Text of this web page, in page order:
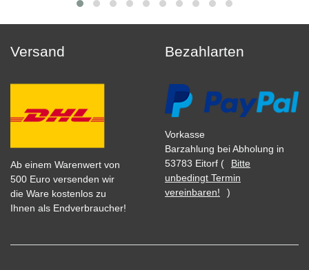
Versand
Ab einem Warenwert von
500 Euro versenden wir
die Ware kostenlos zu
Ihnen als Endverbraucher!
Bezahlarten
Vorkasse
Barzahlung bei Abholung in
53783 Eitorf (
Bitte
unbedingt Termin
vereinbaren!
)